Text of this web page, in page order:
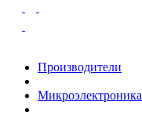
Производители
Микроэлектроника